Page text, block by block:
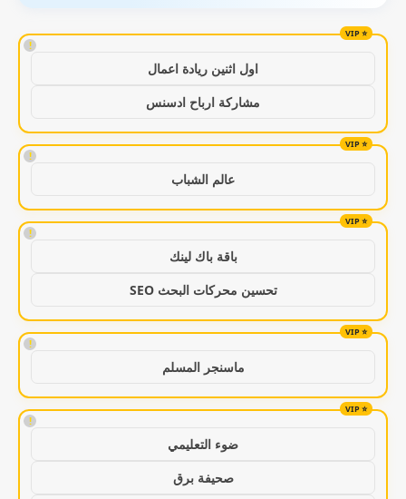
!
اول اثنين ريادة اعمال
مشاركة ارباح ادسنس
!
عالم الشباب
!
باقة باك لينك
تحسين محركات البحث SEO
!
ماسنجر المسلم
!
ضوء التعليمي
صحيفة برق